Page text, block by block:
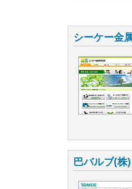
シーケー金
巴バルブ(株)